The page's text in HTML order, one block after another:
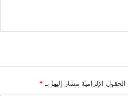
الحقول الإلزامية مشار إليها بـ*